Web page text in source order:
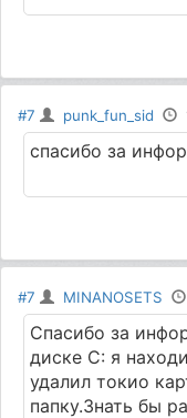
#7 punk_fun_sid
спасибо за
#7 MINANOSETS
Спасибо за
диске С: я
удалил токио
папку.Знать бы